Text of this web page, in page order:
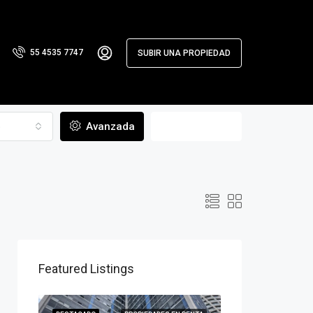
55 4535 7747 SUBIR UNA PROPIEDAD
Avanzada
Featured Listings